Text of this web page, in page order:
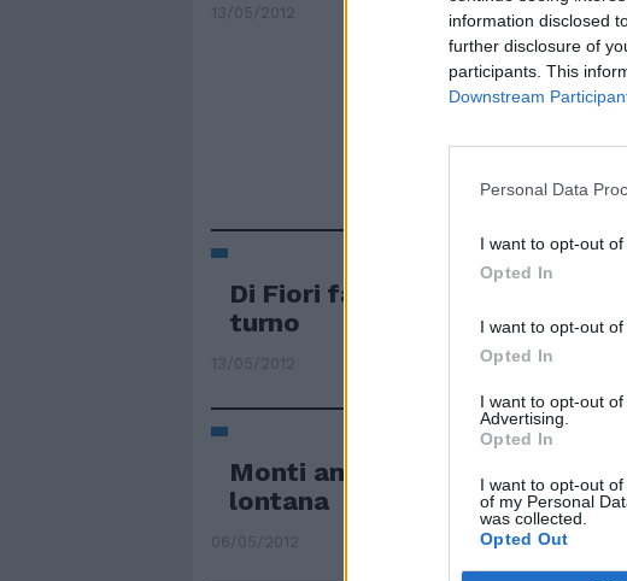
information disclosed
further disclosure of
participants. This
Downstream
Personal Data
I want to opt-out
Opted In
I want to opt-out
Opted In
I want to opt-out
Advertising.
Opted In
I want to opt-out
of my Personal
was collected.
Opted Out
13/05/2012
Di Fiori fa l'impresa Sfonda al
turno
13/05/2012
Monti ammette: la crescita è
lontana
06/05/2012